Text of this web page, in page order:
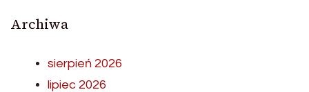
Archiwa
sierpień 2026
lipiec 2026